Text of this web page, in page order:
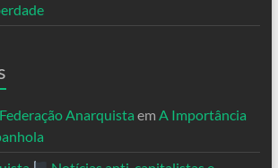
Federação Anarquista em A Importância